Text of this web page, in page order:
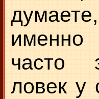
часто
ловек у